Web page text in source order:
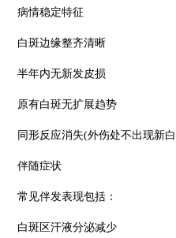
病情稳定特征
白斑边缘整齐清晰
半年内无新发皮损
原有白斑无扩展趋势
同形反应消失(外伤处不出现新
伴随症状
常见伴发表现包括：
白斑区汗液分泌减少